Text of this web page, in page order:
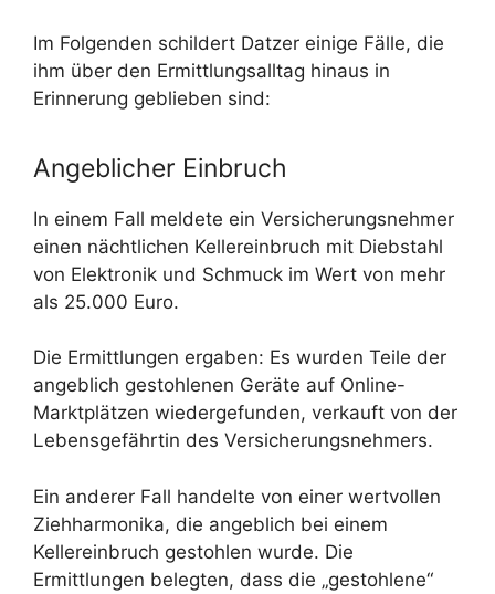
Im Folgenden schildert Datzer einige Fälle, die
ihm über den Ermittlungsalltag hinaus in
Erinnerung geblieben sind:
Angeblicher Einbruch
In einem Fall meldete ein Versicherungsnehmer
einen nächtlichen Kellereinbruch mit Diebstahl
von Elektronik und Schmuck im Wert von mehr
als 25.000 Euro.
Die Ermittlungen ergaben: Es wurden Teile der
angeblich gestohlenen Geräte auf Online-
Marktplätzen wiedergefunden, verkauft von der
Lebensgefährtin des Versicherungsnehmers.
Ein anderer Fall handelte von einer wertvollen
Ziehharmonika, die angeblich bei einem
Kellereinbruch gestohlen wurde. Die
Ermittlungen belegten, dass die „gestohlene“